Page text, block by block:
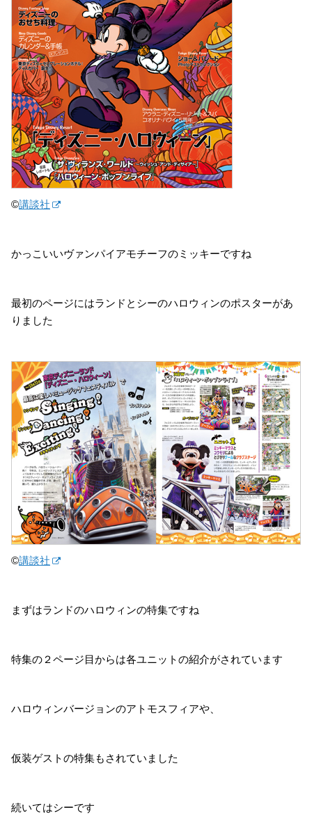
©講談社
かっこいいヴァンパイアモチーフのミッキーですね
最初のページにはランドとシーのハロウィンのポスターがあ
りました
©講談社
まずはランドのハロウィンの特集ですね
特集の２ページ目からは各ユニットの紹介がされています
ハロウィンバージョンのアトモスフィアや、
仮装ゲストの特集もされていました
続いてはシーです